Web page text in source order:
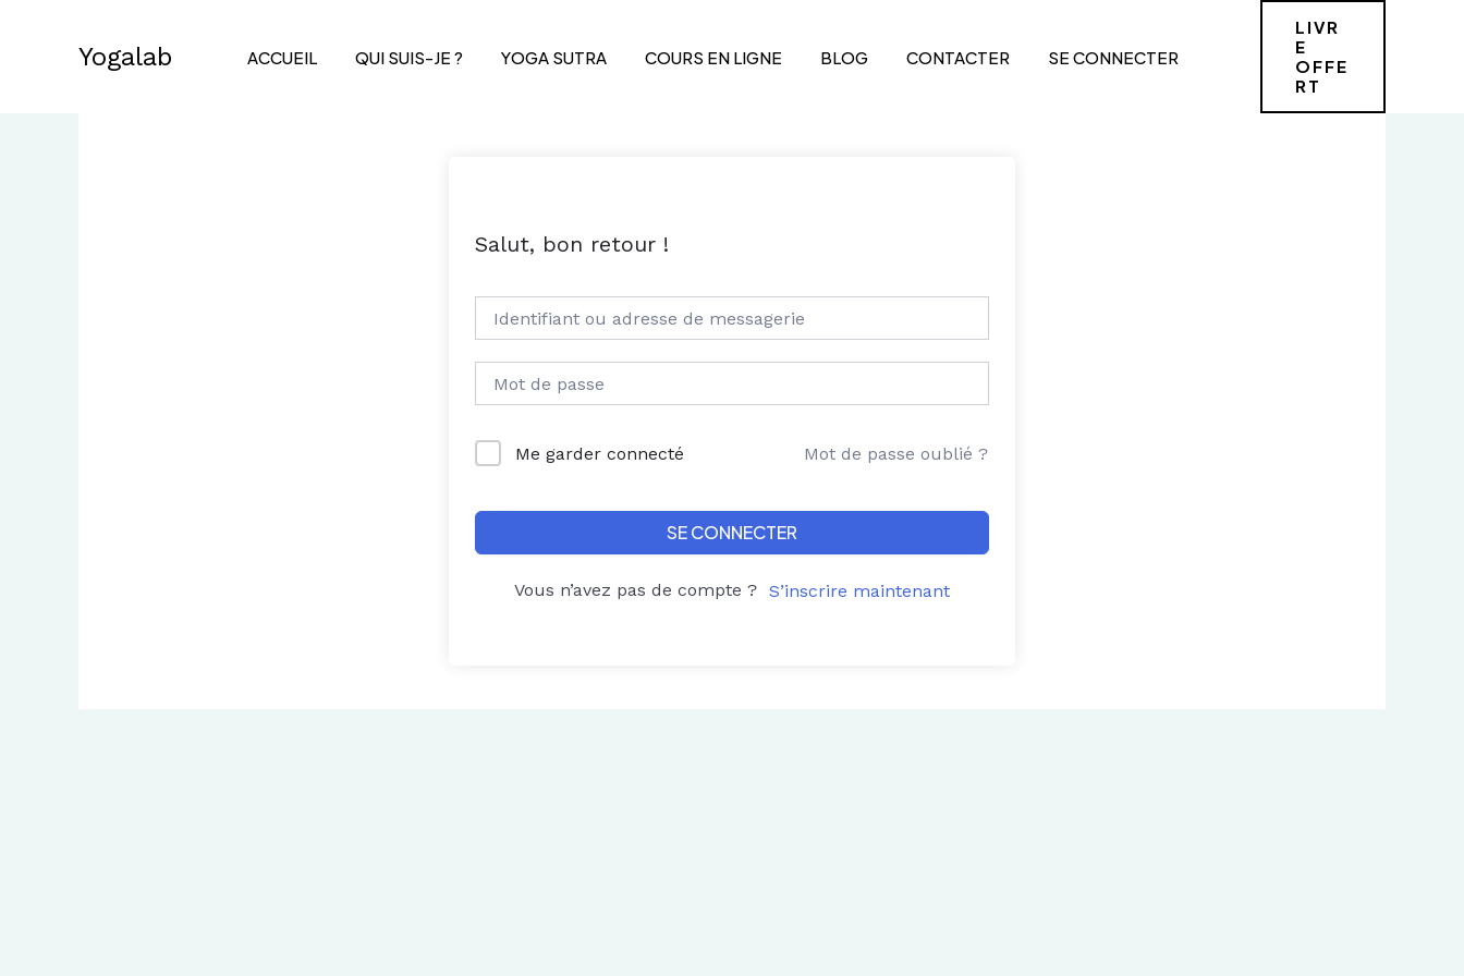
Yogalab ACCUEIL QUI SUIS-JE ? YOGA SUTRA COURS EN LIGNE BLOG CONTACTER SE CONNECTER
LIVR
E
OFFE
RT
Salut, bon retour !
Me garder connecté Mot de passe oublié ?
SE CONNECTER
Vous n’avez pas de compte ? S’inscrire maintenant